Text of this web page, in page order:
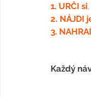
1. URČI si,
2. NÁJDI
3.
Každý